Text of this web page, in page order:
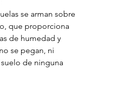
se arman sobre
que proporciona
de humedad y
se pegan, ni
de ninguna